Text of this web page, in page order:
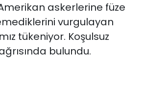
askerlerine füze
vurgulayan
tükeniyor. Koşulsuz
bulundu.